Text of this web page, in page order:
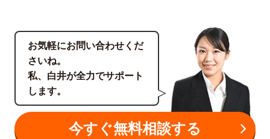
お気軽にお問い合わせくだ
さいね。
私、白井が全力でサポート
します。
今すぐ無料相談する